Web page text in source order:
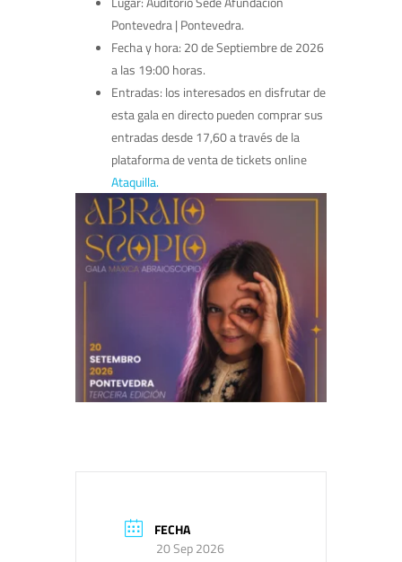
Pontevedra | Pontevedra.
Fecha y hora: 20 de Septiembre de 2026
a las 19:00 horas.
Entradas: los interesados en disfrutar de
esta gala en directo pueden comprar sus
entradas desde 17,60 a través de la
plataforma de venta de tickets online
Ataquilla.
FECHA
20 Sep 2026